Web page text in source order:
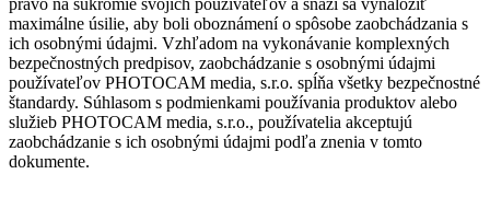
právo na súkromie svojich používateľov a snaži sa vynaložiť
maximálne úsilie, aby boli oboznámení o spôsobe zaobchádzania s
ich osobnými údajmi. Vzhľadom na vykonávanie komplexných
bezpečnostných predpisov, zaobchádzanie s osobnými údajmi
používateľov PHOTOCAM media, s.r.o. spĺňa všetky bezpečnostné
štandardy. Súhlasom s podmienkami používania produktov alebo
služieb PHOTOCAM media, s.r.o., používatelia akceptujú
zaobchádzanie s ich osobnými údajmi podľa znenia v tomto
dokumente.